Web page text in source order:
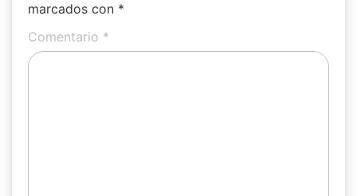
marcados con *
Comentario *